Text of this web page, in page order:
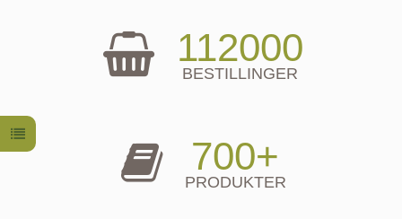
112000
BESTILLINGER
700+
PRODUKTER